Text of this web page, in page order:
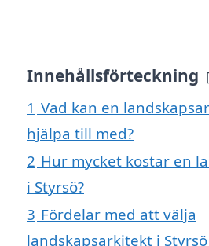
Innehållsförteckning
1 Vad kan en
hjälpa till med?
2 Hur mycket kostar en
i Styrsö?
3 Fördelar med att välja
landskapsarkitekt i Styrsö